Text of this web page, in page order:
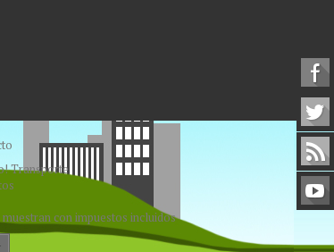
Transporte
con impuestos incluidos